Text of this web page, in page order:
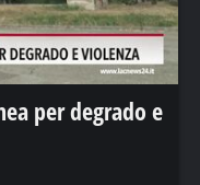
per degrado e